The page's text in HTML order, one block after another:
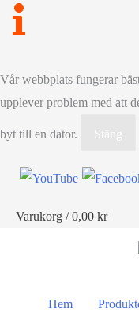
Vår webbplats fungerar
upplever problem med att
byt till en dator. Stäng
Varukorg /0,00 kr
Hem